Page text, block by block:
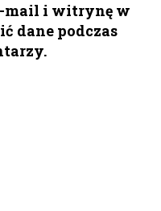
mail i witrynę w
dane podczas